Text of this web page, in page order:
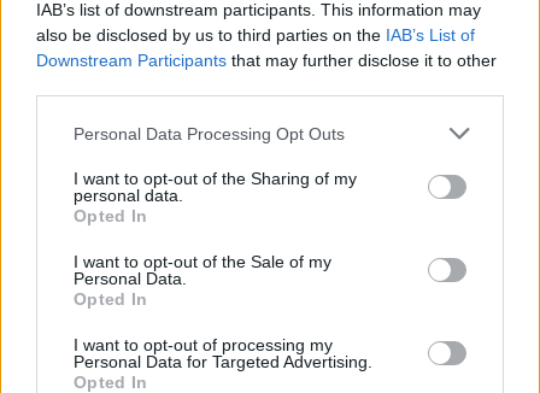
IAB’s list of downstream participants. This information may
also be disclosed by us to third parties on the IAB’s List of
Downstream Participants that may further disclose it to other
Personal Data Processing Opt Outs
I want to opt-out of the Sharing of my
personal data.
Opted In
I want to opt-out of the Sale of my
Personal Data.
Opted In
I want to opt-out of processing my
Personal Data for Targeted Advertising.
Opted In
München csak most érte utol Debrecent:
elindult a BMW i3 sorozatgyártása
2026-08-07
2,4 millió eurós programba kezdtek a
németek, hogy lekörözzék a kínai...
2026-08-07
pickupjának ára, és...
2026-08-08
Továbbiak